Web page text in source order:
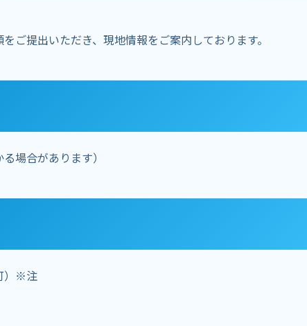
提出いただき、現地情報をご案内しております。
場合があります）
）※注